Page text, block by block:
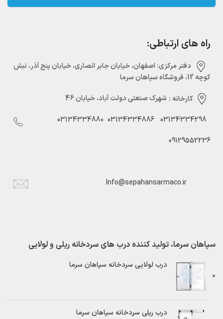
راه های ارتباطی:
دفتر مرکزی:‌ اصفهان، خیابان جابر انصاری، خیابان پنج آذر، نبش
کوچه 12، فروشگاه سپاهان سرما
کارخانه : شهرک صنعتی دولت آباد، خیابان 46
03134334298
03134334886
03134334880
09129552236
Info@sepahansarmaco.ir
سپاهان سرما، تولید کننده درب های سردخانه ریلی و لولایی
درب لولایی سردخانه سپاهان سرما
درب ریلی سردخانه سپاهان سرما